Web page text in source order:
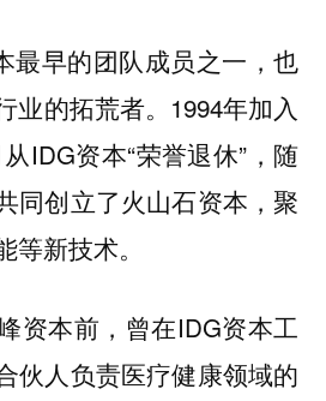
最早的团队成员之一，也
业的拓荒者。1994年加入
IDG资本“荣誉退休”，随
同创立了火山石资本，聚
等新技术。
资本前，曾在IDG资本工
伙人负责医疗健康领域的